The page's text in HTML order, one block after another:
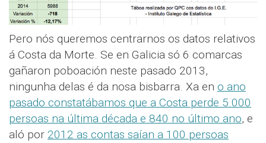
Pero nós queremos centrarnos os datos relativos
á Costa da Morte. Se en Galicia só 6 comarcas
gañaron poboación neste pasado 2013,
ningunha delas é da nosa bisbarra. Xa en o ano
pasado constatábamos que a Costa perde 5.000
persoas na última década e 840 no último ano, e
aló por 2012 as contas saían a 100 persoas